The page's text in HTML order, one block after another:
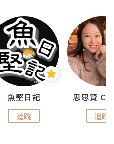
魚堅日記
追蹤 追蹤